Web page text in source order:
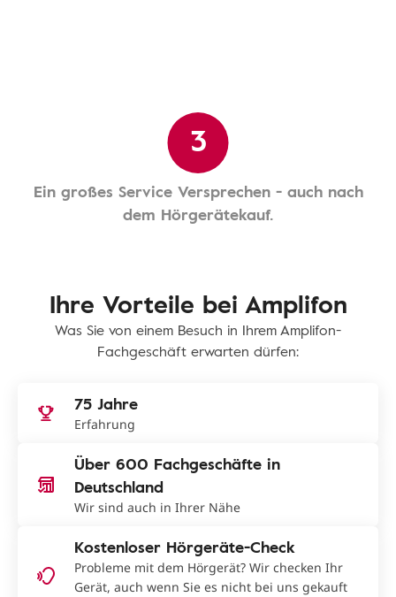
3
Ein großes Service Versprechen - auch nach
dem Hörgerätekauf.
Ihre Vorteile bei Amplifon
Was Sie von einem Besuch in Ihrem Amplifon-
Fachgeschäft erwarten dürfen:
75 Jahre
Erfahrung
Über 600 Fachgeschäfte in
Deutschland
Wir sind auch in Ihrer Nähe
Kostenloser Hörgeräte-Check
Probleme mit dem Hörgerät? Wir checken Ihr
Gerät, auch wenn Sie es nicht bei uns gekauft